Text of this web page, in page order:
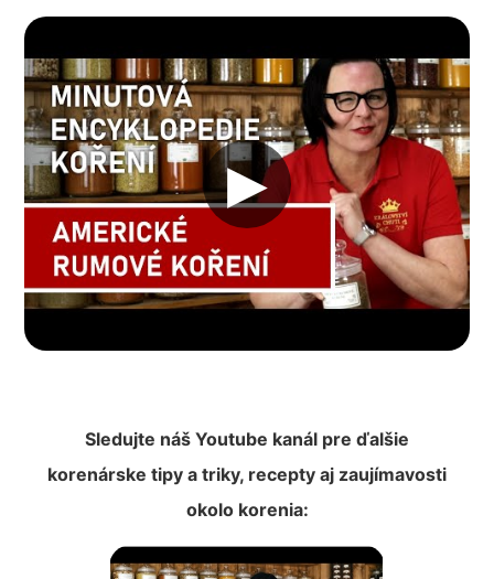
▶︎
Sledujte náš Youtube kanál pre ďalšie
korenárske tipy a triky, recepty aj zaujímavosti
okolo korenia: